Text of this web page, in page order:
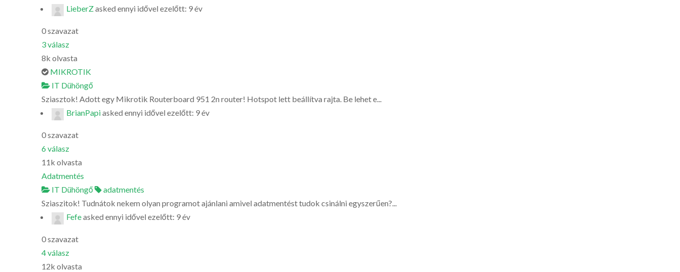
LieberZasked ennyi idővel ezelőtt: 9 év
0szavazat
3válasz
8k olvasta
MIKROTIK
IT Dühöngő
Sziasztok! Adott egy Mikrotik Routerboard 951 2n router! Hotspot lett beállítva rajta. Be lehet e...
BrianPapiasked ennyi idővel ezelőtt: 9 év
0szavazat
6válasz
11k olvasta
Adatmentés
IT Dühöngő
adatmentés
Sziaszitok! Tudnátok nekem olyan programot ajánlani amivel adatmentést tudok csinálni egyszerűen?...
Fefeasked ennyi idővel ezelőtt: 9 év
0szavazat
4válasz
12k olvasta